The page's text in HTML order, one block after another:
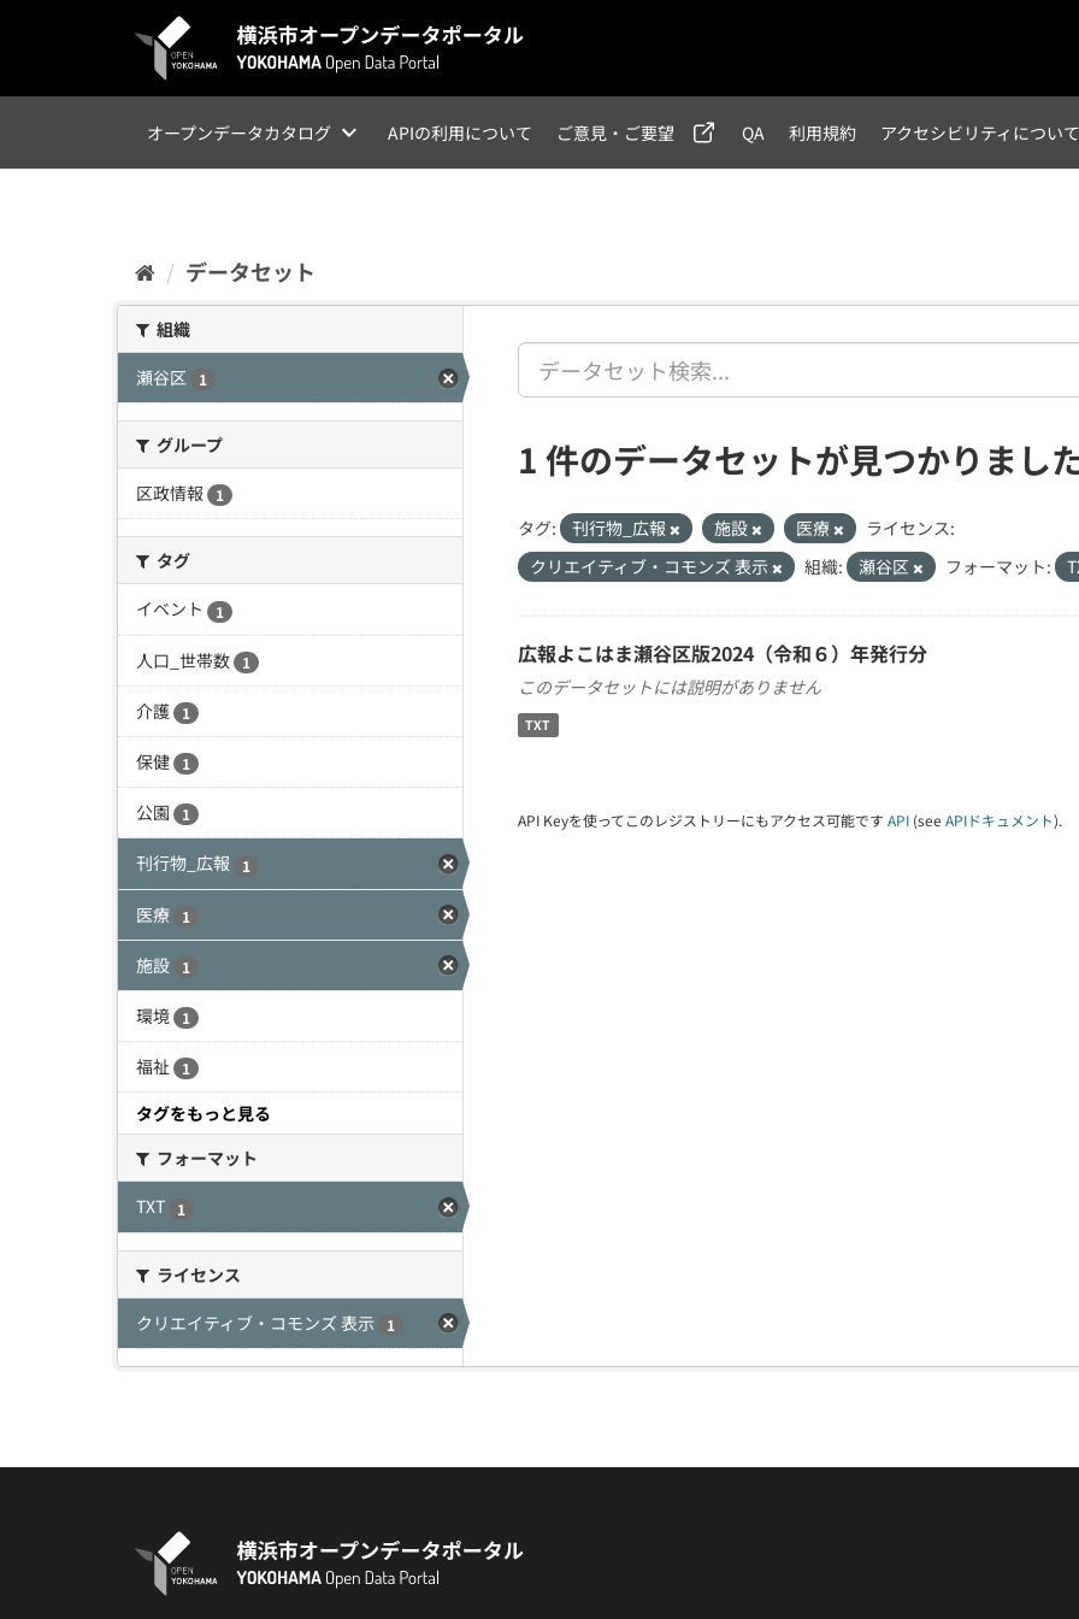
オープンデータカタログ APIの利用について ご意見・ご要望 QA 利用規約 アクセシビリティについて
データセット
組織
瀬谷区
1
グループ
区政情報
1
タグ
イベント
1
人口_世帯数 1
介護 1
保健 1
公園 1
刊行物_広報 1
医療 1
施設 1
環境 1
福祉 1
タグをもっと見る
フォーマット
TXT
1
ライセンス
クリエイティブ・コモンズ 表示
1
1 件のデータセットが見つかりまし
タグ: 刊行物_広報 施設 医療
ライセンス:
クリエイティブ・コモンズ 表示
組織: 瀬谷区 フォーマット:
広報よこはま瀬谷区版2024（令和６）年発行分
このデータセットには説明がありません
TXT
API Keyを使ってこのレジストリーにもアクセス可能です API (see APIドキュメント).